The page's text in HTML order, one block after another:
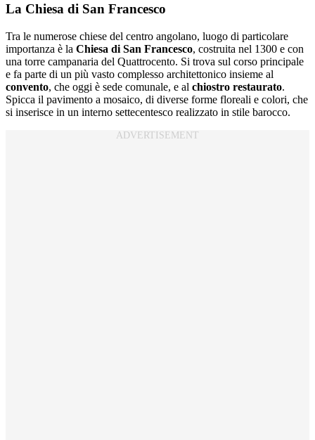
La Chiesa di San Francesco
Tra le numerose chiese del centro angolano, luogo di particolare
importanza è la Chiesa di San Francesco, costruita nel 1300 e con
una torre campanaria del Quattrocento. Si trova sul corso principale
e fa parte di un più vasto complesso architettonico insieme al
convento, che oggi è sede comunale, e al chiostro restaurato.
Spicca il pavimento a mosaico, di diverse forme floreali e colori, che
si inserisce in un interno settecentesco realizzato in stile barocco.